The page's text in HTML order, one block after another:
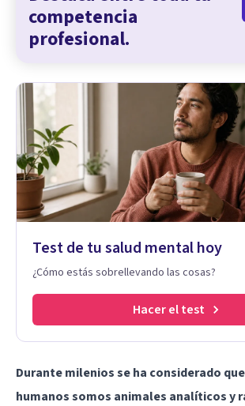
competencia
profesional.
Test de tu salud mental hoy
¿Cómo estás sobrellevando las cosas?
Hacer el test
Durante milenios se ha considerado
humanos somos animales analíticos y